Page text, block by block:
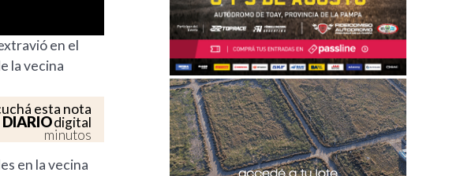
en el
la vecina
esta nota
DIARIOdigital
minutos
en la vecina